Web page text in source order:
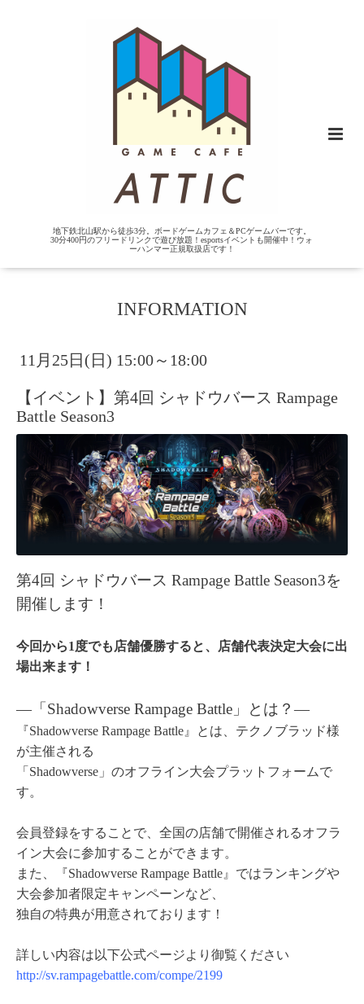
地下鉄北山駅から徒歩3分。ボードゲームカフェ＆PCゲームバーです。
30分400円のフリードリンクで遊び放題！esportsイベントも開催中！ウォ
ーハンマー正規取扱店です！
INFORMATION
11月25日(日) 15:00～18:00
【イベント】第4回 シャドウバース Rampage
Battle Season3
第4回 シャドウバース Rampage Battle Season3を
開催します！
今回から1度でも店舗優勝すると、店舗代表決定大会に出
場出来ます！
―「Shadowverse Rampage Battle」とは？ ―
『Shadowverse Rampage Battle』とは、テクノブラッド様
が主催される
「Shadowverse」のオフライン大会プラットフォームで
す。
会員登録をすることで、全国の店舗で開催されるオフラ
イン大会に参加することができます。
また、『Shadowverse Rampage Battle』ではランキングや
大会参加者限定キャンペーンなど、
独自の特典が用意されております！
詳しい内容は以下公式ページより御覧ください
http://sv.rampagebattle.com/compe/2199